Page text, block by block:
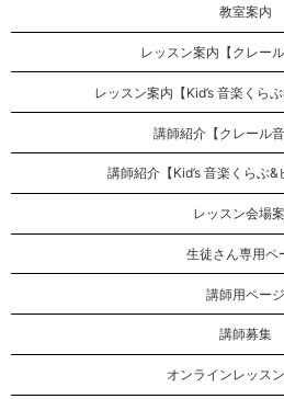
教室案内
レッスン案内【クレール
レッスン案内【Kid’s 音楽くら
講師紹介【クレール音
講師紹介【Kid’s 音楽くらぶ&
レッスン会場
生徒さん専用ペ
講師用ページ
講師募集
オンラインレッス